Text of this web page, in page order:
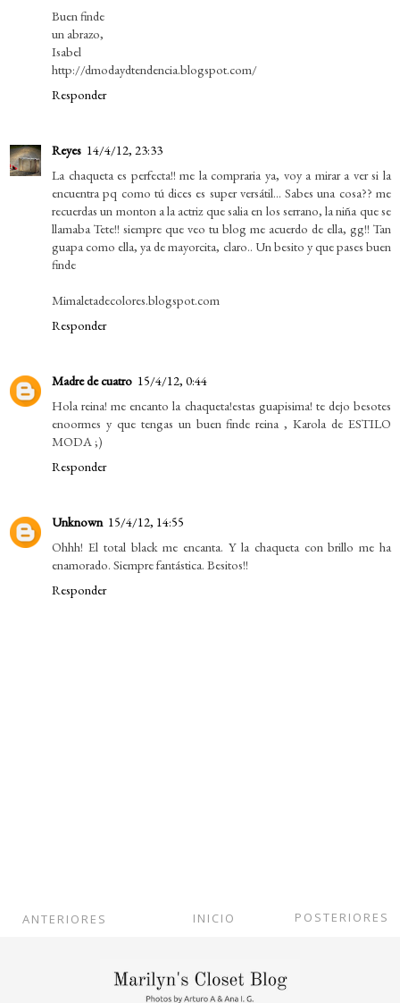
Buen finde
un abrazo,
Isabel
http://dmodaydtendencia.blogspot.com/
Responder
Reyes 14/4/12, 23:33
La chaqueta es perfecta!! me la compraria ya, voy a mirar a ver si la
encuentra pq como tú dices es super versátil... Sabes una cosa?? me
recuerdas un monton a la actriz que salia en los serrano, la niña que se
llamaba Tete!! siempre que veo tu blog me acuerdo de ella, gg!! Tan
guapa como ella, ya de mayorcita, claro.. Un besito y que pases buen
finde
Mimaletadecolores.blogspot.com
Responder
Madre de cuatro 15/4/12, 0:44
Hola reina! me encanto la chaqueta!estas guapisima! te dejo besotes
enoormes y que tengas un buen finde reina , Karola de ESTILO
MODA ;)
Responder
Unknown 15/4/12, 14:55
Ohhh! El total black me encanta. Y la chaqueta con brillo me ha
enamorado. Siempre fantástica. Besitos!!
Responder
POSTERIORES
INICIO
ANTERIORES